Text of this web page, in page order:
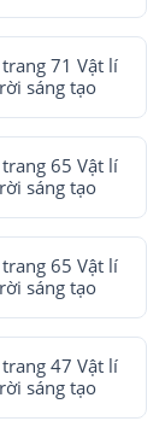
71 Vật lí
sáng tạo
65 Vật lí
sáng tạo
65 Vật lí
sáng tạo
47 Vật lí
sáng tạo